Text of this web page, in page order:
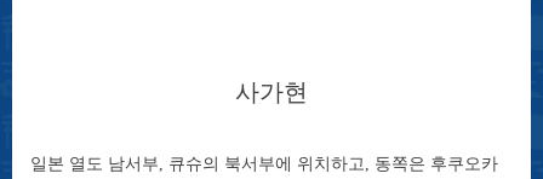
사가현
일본 열도 남서부, 큐슈의 북서부에 위치하고, 동쪽은 후쿠오카